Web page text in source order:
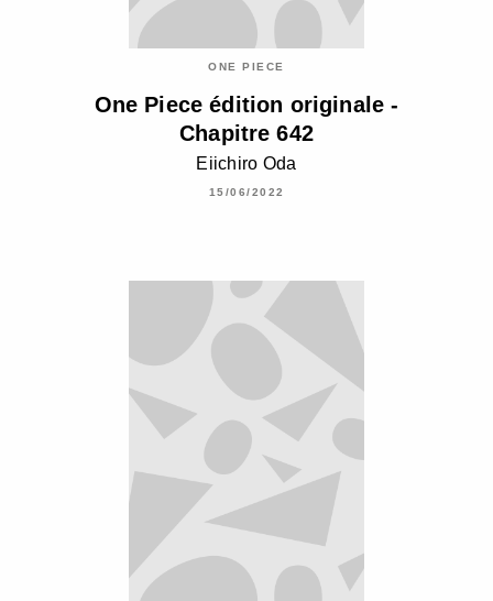
ONE PIECE
One Piece édition originale -
Chapitre 642
Eiichiro Oda
15/06/2022